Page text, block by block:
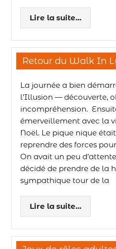
Lire la suite...
Retour du Walk In
La journée a bien
l’Illusion — découverte,
incompréhension.
émerveillement avec la
Noël. Le pique nique
reprendre des forces
On avait un peu
décidé de prendre de la
sympathique tour de la
Lire la suite...